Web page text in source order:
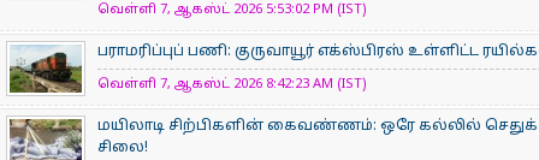
வெள்ளி 7, ஆகஸ்ட் 2026 5:53:02 PM (IST)
பராமரிப்புப் பணி: குருவாயூர் எக்ஸ்பிரஸ் உள்ளிட்ட
வெள்ளி 7, ஆகஸ்ட் 2026 8:42:23 AM (IST)
மயிலாடி சிற்பிகளின் கைவண்ணம்: ஒரே கல்லில்
சிலை!